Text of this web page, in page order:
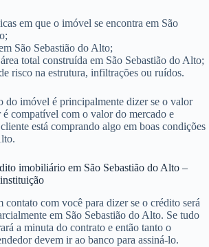
em que o imóvel se encontra em São
São Sebastião do Alto;
total construída em São Sebastião do Alto;
risco na estrutura, infiltrações ou ruídos.
do imóvel é principalmente dizer se o valor
compatível com o valor do mercado e
está comprando algo em boas condições
imobiliário em São Sebastião do Alto –
contato com você para dizer se o crédito será
em São Sebastião do Alto. Se tudo
a minuta do contrato e então tanto o
devem ir ao banco para assiná-lo.